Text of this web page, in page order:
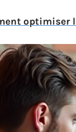
optimiser